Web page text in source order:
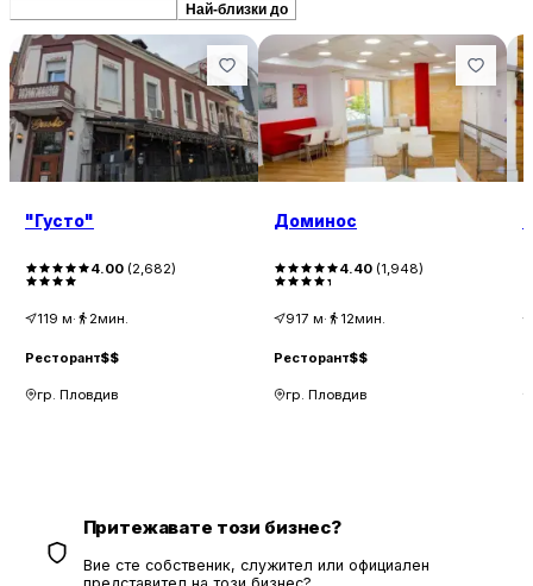
Най-близки до
"Густо"
4.00 (2,682)
119 м· 2мин.
Ресторант$$
гр. Пловдив
Доминос
4.40 (1,948)
917 м· 12мин.
Ресторант$$
гр. Пловдив
Притежавате този бизнес?
Вие сте собственик, служител или официален